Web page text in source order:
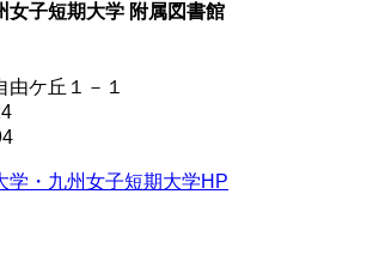
女子短期大学 附属図書館
由ケ丘１－１
学・九州女子短期大学HP